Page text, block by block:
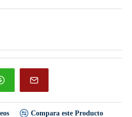
Compara este Producto